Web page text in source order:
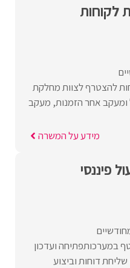
לקוחות
להצטרף לצוות מחלקת
ומעקב אחר הזמנות, מעקב
מידע על המשרה
פיננסי
במערכותפתיחה ועדכון
דוחות וביצוע